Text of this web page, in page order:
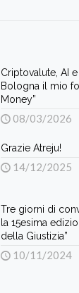
Criptovalute, AI
Bologna il mio
Money”
08/03/2026
Grazie Atreju!
14/12/2025
Tre giorni di
la 15esima
della Giustizia”
10/11/2024